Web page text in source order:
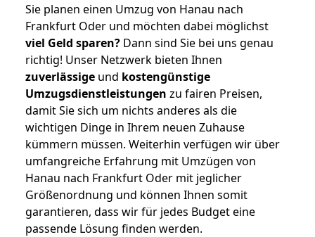
Sie planen einen Umzug von Hanau nach
Frankfurt Oder und möchten dabei möglichst
viel Geld sparen? Dann sind Sie bei uns genau
richtig! Unser Netzwerk bieten Ihnen
zuverlässige und kostengünstige
Umzugsdienstleistungen zu fairen Preisen,
damit Sie sich um nichts anderes als die
wichtigen Dinge in Ihrem neuen Zuhause
kümmern müssen. Weiterhin verfügen wir über
umfangreiche Erfahrung mit Umzügen von
Hanau nach Frankfurt Oder mit jeglicher
Größenordnung und können Ihnen somit
garantieren, dass wir für jedes Budget eine
passende Lösung finden werden.